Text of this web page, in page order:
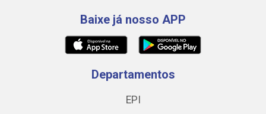
Baixe já nosso APP
Departamentos
EPI